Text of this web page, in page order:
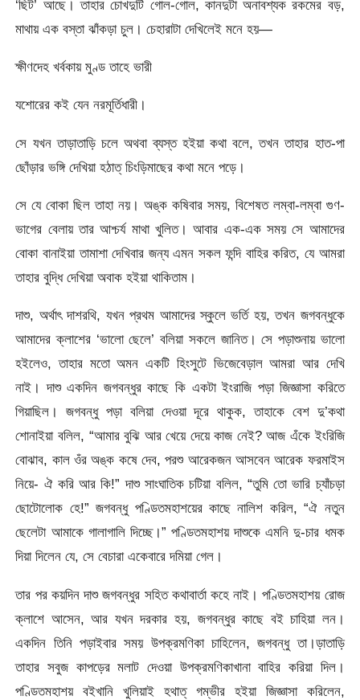
‘ছিট’ আছে। তাহার চোখদুটি গোল-গোল, কানদুটা অনাবশ্যক রকমের বড়,
মাথায় এক বস্তা ঝাঁকড়া চুল। চেহারাটা দেখিলেই মনে হয়—
ক্ষীণদেহ খর্বকায় মুণ্ড তাহে ভারী
যশোরের কই যেন নরমূর্তিধারী।
সে যখন তাড়াতাড়ি চলে অথবা ব্যস্ত হইয়া কথা বলে, তখন তাহার হাত-পা
ছোঁড়ার ভঙ্গি দেখিয়া হঠাত্ চিংড়িমাছের কথা মনে পড়ে।
সে যে বোকা ছিল তাহা নয়। অঙ্ক কষিবার সময়, বিশেষত লম্বা-লম্বা গুণ-
ভাগের বেলায় তার আশ্চর্য মাথা খুলিত। আবার এক-এক সময় সে আমাদের
বোকা বানাইয়া তামাশা দেখিবার জন্য এমন সকল ফন্দি বাহির করিত, যে আমরা
তাহার বুদ্ধি দেখিয়া অবাক হইয়া থাকিতাম।
দাশু, অর্থাৎ দাশরথি, যখন প্রথম আমাদের স্কুলে ভর্তি হয়, তখন জগবন্ধুকে
আমাদের ক্লাশের ‘ভালো ছেলে’ বলিয়া সকলে জানিত। সে পড়াশুনায় ভালো
হইলেও, তাহার মতো অমন একটি হিংসুটে ভিজেবেড়াল আমরা আর দেখি
নাই। দাশু একদিন জগবন্ধুর কাছে কি একটা ইংরাজি পড়া জিজ্ঞাসা করিতে
গিয়াছিল। জগবন্ধু পড়া বলিয়া দেওয়া দূরে থাকুক, তাহাকে বেশ দু’কথা
শোনাইয়া বলিল, “আমার বুঝি আর খেয়ে দেয়ে কাজ নেই? আজ এঁকে ইংরিজি
বোঝাব, কাল ওঁর অঙ্ক কষে দেব, পরশু আরেকজন আসবেন আরেক ফরমাইস
নিয়ে- ঐ করি আর কি!” দাশু সাংঘাতিক চটিয়া বলিল, “তুমি তো ভারি চ্যাঁচড়া
ছোটোলোক হে!” জগবন্ধু পণ্ডিতমহাশয়ের কাছে নালিশ করিল, “ঐ নতুন
ছেলেটা আমাকে গালাগালি দিচ্ছে।” পণ্ডিতমহাশয় দাশুকে এমনি দু-চার ধমক
দিয়া দিলেন যে, সে বেচারা একেবারে দমিয়া গেল।
তার পর কয়দিন দাশু জগবন্ধুর সহিত কথাবার্তা কহে নাই। পণ্ডিতমহাশয় রোজ
ক্লাশে আসেন, আর যখন দরকার হয়, জগবন্ধুর কাছে বই চাহিয়া লন।
একদিন তিনি পড়াইবার সময় উপক্রমণিকা চাহিলেন, জগবন্ধু তা।ড়াতাড়ি
তাহার সবুজ কাপড়ের মলাট দেওয়া উপক্রমণিকাখানা বাহির করিয়া দিল।
পণ্ডিতমহাশয় বইখানি খুলিয়াই হথাত্ গম্ভীর হইয়া জিজ্ঞাসা করিলেন,